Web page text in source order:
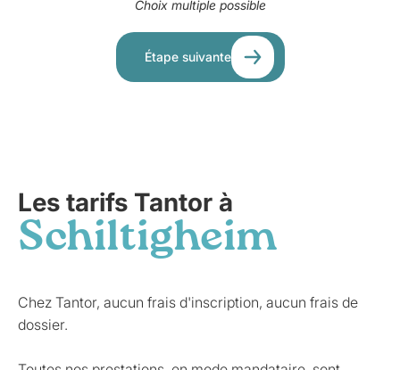
Choix multiple possible
Étape suivante
Les tarifs Tantor à
Schiltigheim
Chez Tantor, aucun frais d'inscription, aucun frais de
dossier.